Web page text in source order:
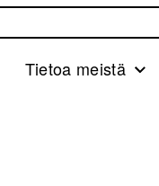
Tietoa meistä